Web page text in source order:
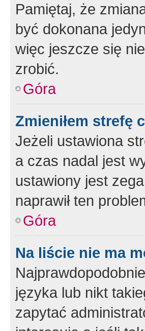
Pamiętaj, że
być dokonana
więc jeszcze się
zrobić.
Góra
Zmieniłem strefę
Jeżeli ustawiona
a czas nadal jest
ustawiony jest
naprawił ten
Góra
Na liście nie ma
języka lub nikt
zapytać